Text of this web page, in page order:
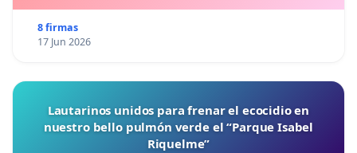
8 firmas
17 Jun 2026
Lautarinos unidos para frenar el ecocidio en
nuestro bello pulmón verde el “Parque Isabel
Riquelme”